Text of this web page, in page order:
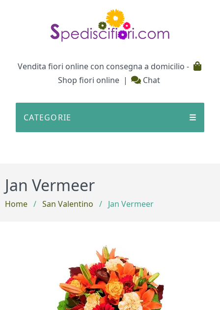
Vendita fiori online con consegna a domicilio -
Shop fiori online | Chat
CATEGORIE ☰
Jan Vermeer
Home / San Valentino / Jan Vermeer